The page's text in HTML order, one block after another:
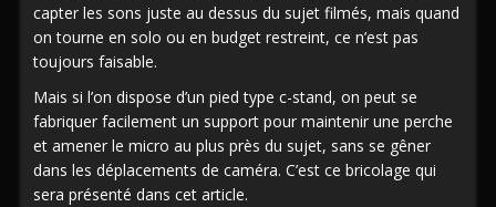
capter les sons juste au dessus du sujet filmés, mais quand
on tourne en solo ou en budget restreint, ce n’est pas
toujours faisable.
Mais si l’on dispose d’un pied type c-stand, on peut se
fabriquer facilement un support pour maintenir une perche
et amener le micro au plus près du sujet, sans se gêner
dans les déplacements de caméra. C’est ce bricolage qui
sera présenté dans cet article.